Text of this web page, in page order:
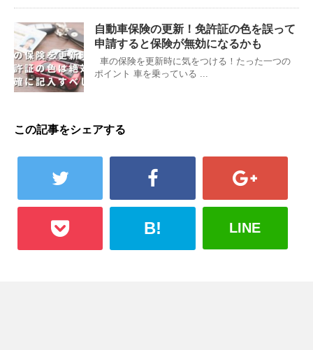
自動車保険の更新！免許証の色を誤って
申請すると保険が無効になるかも
車の保険を更新時に気をつける！たった一つの
ポイント 車を乗っている ...
この記事をシェアする
B! LINE